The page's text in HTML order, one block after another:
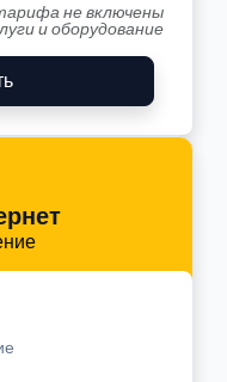
не включены
и оборудование